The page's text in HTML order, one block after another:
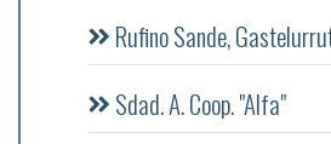
Rufino Sande,
Sdad. A. Coop. "Alfa"